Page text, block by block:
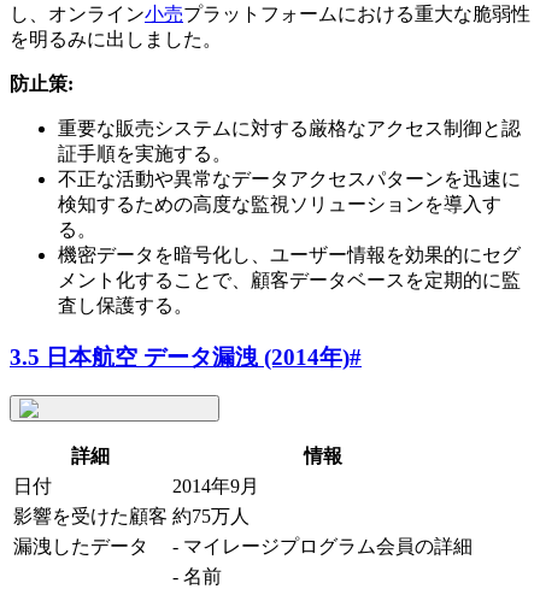
し、オンライン小売プラットフォームにおける重大な脆弱性
を明るみに出しました。
防止策:
重要な販売システムに対する厳格なアクセス制御と認
証手順を実施する。
不正な活動や異常なデータアクセスパターンを迅速に
検知するための高度な監視ソリューションを導入す
る。
機密データを暗号化し、ユーザー情報を効果的にセグ
メント化することで、顧客データベースを定期的に監
査し保護する。
3.5 日本航空 データ漏洩 (2014年)#
詳細
情報
日付
2014年9月
影響を受けた顧客 約75万人
漏洩したデータ
- マイレージプログラム会員の詳細
- 名前